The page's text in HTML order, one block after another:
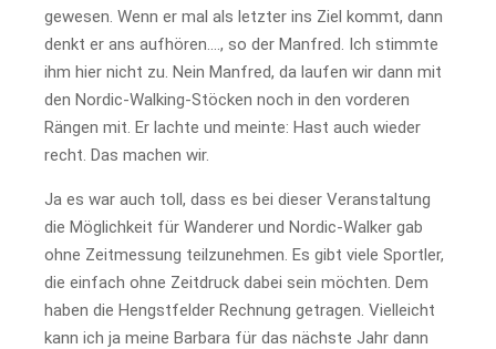
gewesen. Wenn er mal als letzter ins Ziel kommt, dann
denkt er ans aufhören…., so der Manfred. Ich stimmte
ihm hier nicht zu. Nein Manfred, da laufen wir dann mit
den Nordic-Walking-Stöcken noch in den vorderen
Rängen mit. Er lachte und meinte: Hast auch wieder
recht. Das machen wir.
Ja es war auch toll, dass es bei dieser Veranstaltung
die Möglichkeit für Wanderer und Nordic-Walker gab
ohne Zeitmessung teilzunehmen. Es gibt viele Sportler,
die einfach ohne Zeitdruck dabei sein möchten. Dem
haben die Hengstfelder Rechnung getragen. Vielleicht
kann ich ja meine Barbara für das nächste Jahr dann